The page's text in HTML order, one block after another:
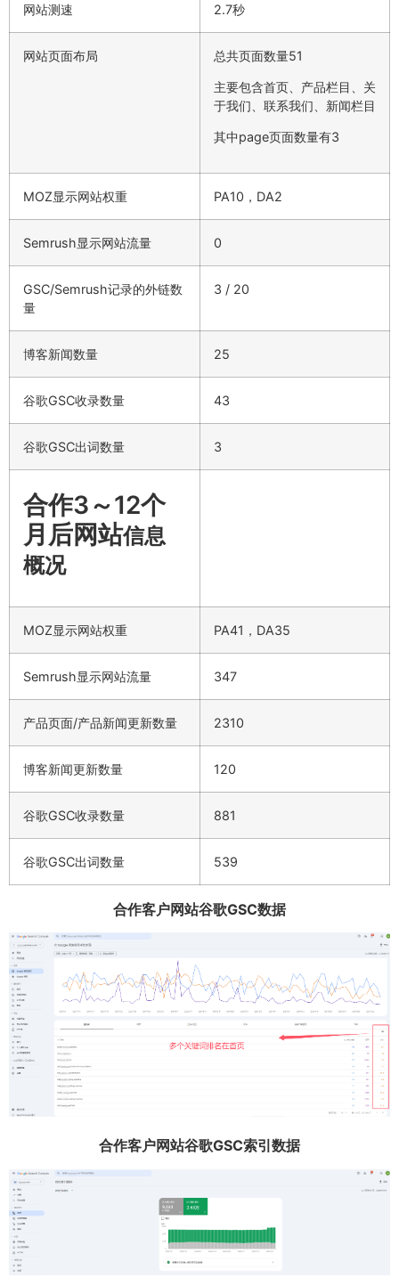
网站测速 2.7秒
网站页面布局 总共页面数量51
主要包含首页、产品栏目、关
于我们、联系我们、新闻栏目
其中page页面数量有3
MOZ显示网站权重 PA10，DA2
Semrush显示网站流量 0
GSC/Semrush记录的外链数
量
3 / 20
博客新闻数量 25
谷歌GSC收录数量 43
谷歌GSC出词数量 3
合作3～12个
月后网站信息
概况
MOZ显示网站权重 PA41，DA35
Semrush显示网站流量 347
产品页面/产品新闻更新数量 2310
博客新闻更新数量 120
谷歌GSC收录数量 881
谷歌GSC出词数量 539
合作客户网站谷歌GSC数据
合作客户网站谷歌GSC索引数据